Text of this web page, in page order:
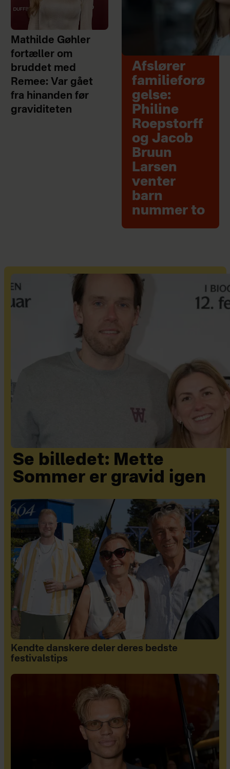
Mathilde Gøhler
fortæller om
bruddet med
Remee: Var gået
fra hinanden før
graviditeten
Afslører
familieforø
gelse:
Philine
Roepstorff
og Jacob
Bruun
Larsen
venter
barn
nummer to
Se billedet: Mette
Sommer er gravid igen
Kendte danskere deler deres bedste
festivalstips